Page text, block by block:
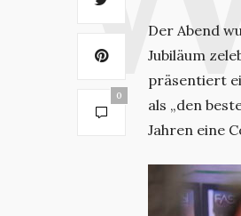
0
Der Abend
Jubiläum
präsentiert
als „den
Jahren eine